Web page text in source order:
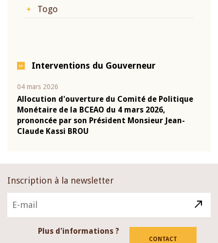
Togo
Interventions du Gouverneur
04 mars 2026
Allocution d'ouverture du Comité de Politique
Monétaire de la BCEAO du 4 mars 2026,
prononcée par son Président Monsieur Jean-
Claude Kassi BROU
Inscription à la newsletter
Plus d'informations ?
CONTACT